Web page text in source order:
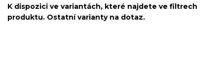
K dispozici ve variantách, které najdete ve filtrech
produktu. Ostatní varianty na dotaz.